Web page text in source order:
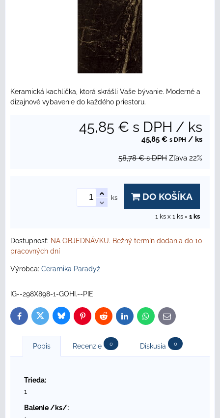
Keramická kachlička, ktorá skrášli Vaše bývanie. Moderné a
dizajnové vybavenie do každého priestoru.
45,85 € s DPH / ks
45,85 € s DPH / ks
58,78 € s DPH Zľava 22%
ks DO KOŠÍKA
1 ks x 1 ks = 1ks
Dostupnosť: NA OBJEDNÁVKU. Bežný termín dodania do 10
pracovných dní
Výrobca: Ceramika Paradyż
IG--298X898-1-GOHI.--PIE
FacebookTwitterBlueskyPinterestReddit LinkedInWhatsApp
E-
mail
Popis Recenzie 0 Diskusia 0
Trieda:
1
Balenie /ks/: